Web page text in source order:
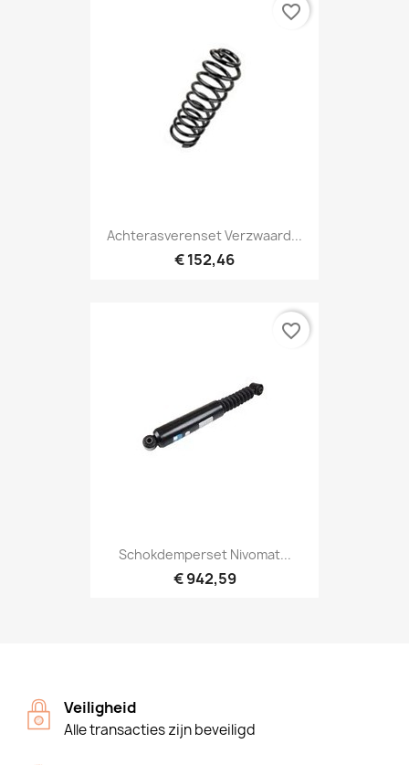
Achterasverenset Verzwaard...
€ 152,46
favorite_border
Schokdemperset Nivomat...
€ 942,59
favorite_border
Veiligheid
Alle transacties zijn beveiligd